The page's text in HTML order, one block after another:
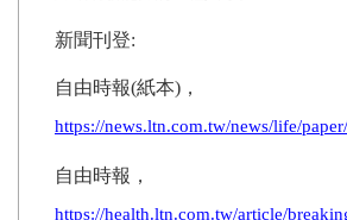
新聞刊登:
自由時報(紙本) ，
https://news.ltn.com.tw/news/life/
自由時報，
https://health.ltn.com.tw/article/